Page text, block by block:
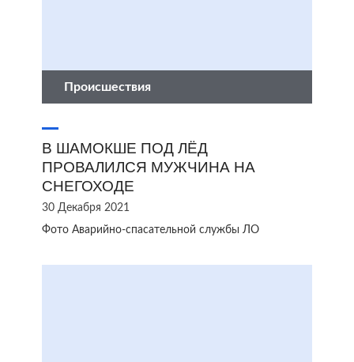
Происшествия
В ШАМОКШЕ ПОД ЛЁД
ПРОВАЛИЛСЯ МУЖЧИНА НА
СНЕГОХОДЕ
30 Декабря 2021
Фото Аварийно-спасательной службы ЛО